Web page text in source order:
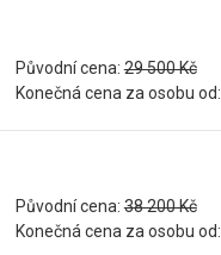
Původní cena:29 500 Kč
Konečná cena za osobu od:
Původní cena:38 200 Kč
Konečná cena za osobu od: